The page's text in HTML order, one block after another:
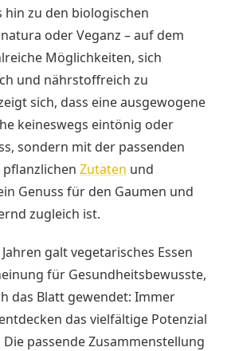
hin zu den biologischen
oder Veganz – auf dem
Möglichkeiten, sich
und nährstoffreich zu
sich, dass eine ausgewogene
keineswegs eintönig oder
sondern mit der passenden
Zutaten und
Genuss für den Gaumen und
zugleich ist.
galt vegetarisches Essen
für Gesundheitsbewusste,
das Blatt gewendet: Immer
das vielfältige Potenzial
passende Zusammenstellung